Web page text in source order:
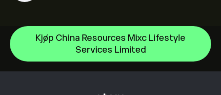
Kjøp China Resources Mixc Lifestyle
Services Limited
Micron Technology, Inc.
Space Exploration Technologies Corp